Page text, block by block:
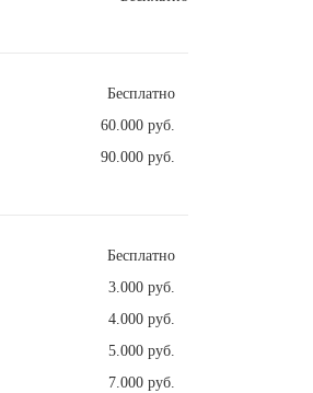
Бесплатно
60.000 руб.
90.000 руб.
Бесплатно
3.000 руб.
4.000 руб.
5.000 руб.
7.000 руб.